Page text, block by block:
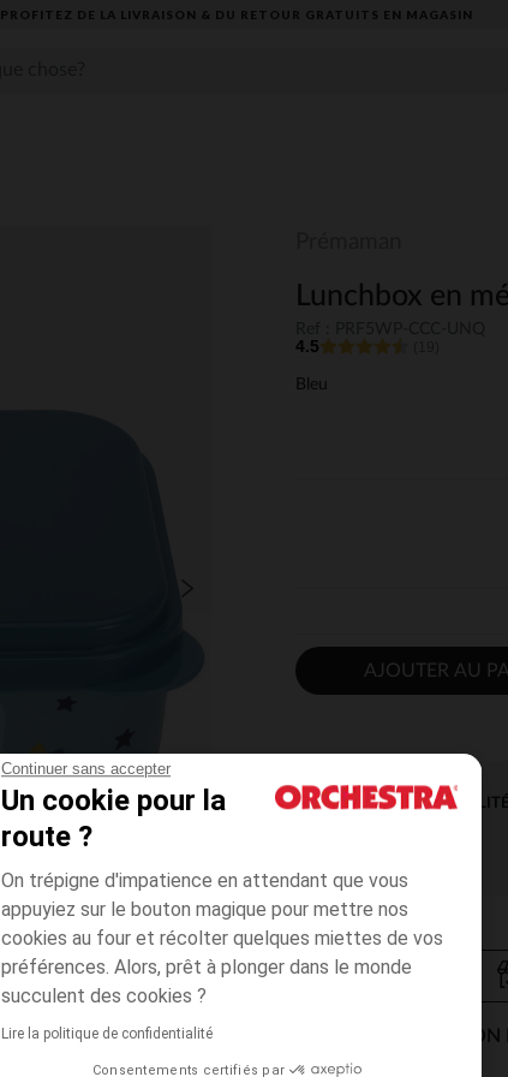
Continuer sans accepter
Un cookie pour la
route ?
On trépigne d'impatience en attendant que vous
appuyiez sur le bouton magique pour mettre nos
cookies au four et récolter quelques miettes de vos
préférences. Alors, prêt à plonger dans le monde
succulent des cookies ?
Lire la politique de confidentialité
Consentements certifiés par
PROFITEZ DE LA LIVRAISON & DU RETOUR GRATUITS EN MAGASIN​
Lunchbox en
4.5
Bleu
AJOUTER AU
MODES DE LIVRAISON